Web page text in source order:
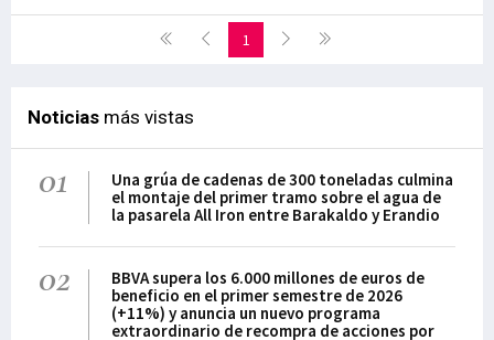
1
Noticias más vistas
01
Una grúa de cadenas de 300 toneladas culmina
el montaje del primer tramo sobre el agua de
la pasarela All Iron entre Barakaldo y Erandio
02
BBVA supera los 6.000 millones de euros de
beneficio en el primer semestre de 2026
(+11%) y anuncia un nuevo programa
extraordinario de recompra de acciones por